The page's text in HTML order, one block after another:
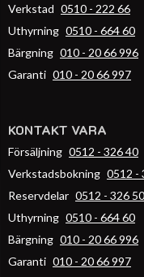
Verkstad 0510 - 222 66
Uthyrning 0510 - 664 60
Bärgning 010 - 20 66 996
Garanti 010 - 20 66 997
KONTAKT VARA
Försäljning 0512 - 326 40
Verkstadsbokning 0512 -
Reservdelar 0512 - 326 50
Uthyrning 0510 - 664 60
Bärgning 010 - 20 66 996
Garanti 010 - 20 66 997